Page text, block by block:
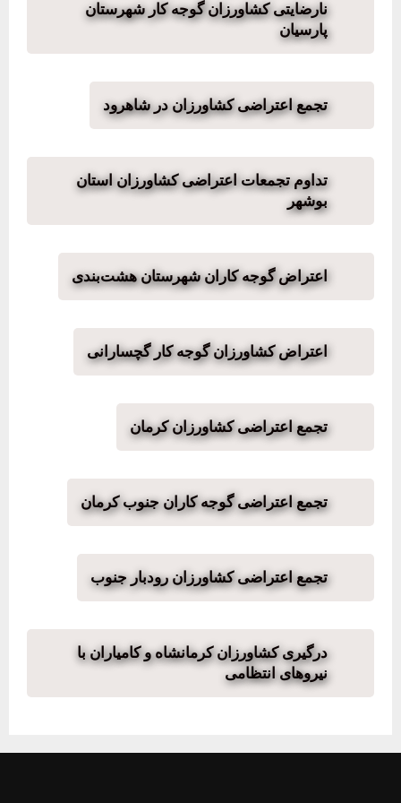
نارضایتی کشاورزان گوجه کار شهرستان
پارسیان
تجمع اعتراضی کشاورزان در شاهرود
تداوم تجمعات اعتراضی کشاورزان استان
بوشهر
اعتراض گوجه کاران شهرستان هشت‌بندی
اعتراض کشاورزان گوجه کار گچسارانی
تجمع اعتراضی کشاورزان کرمان
تجمع اعتراضی گوجه کاران جنوب کرمان
تجمع اعتراضی کشاورزان رودبار جنوب
درگیری کشاورزان کرمانشاه و کامیاران با
نیروهای انتظامی